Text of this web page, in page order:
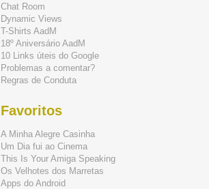
Chat Room
Dynamic Views
T-Shirts AadM
18º Aniversário AadM
10 Links úteis do Google
Problemas a comentar?
Regras de Conduta
Favoritos
A Minha Alegre Casinha
Um Dia fui ao Cinema
This Is Your Amiga Speaking
Os Velhotes dos Marretas
Apps do Android